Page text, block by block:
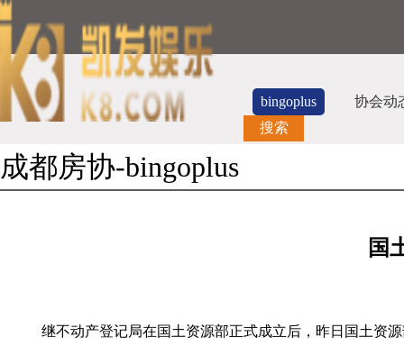
bingoplus
协会动
搜索
成都房协-bingoplus
国
继不动产登记局在国土资源部正式成立后，昨日国土资